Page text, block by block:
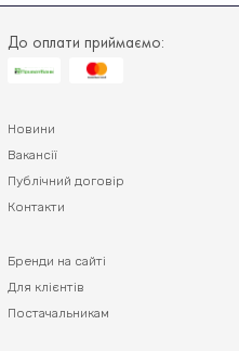
До оплати приймаємо:
Новини
Вакансії
Публічний договір
Контакти
Бренди на сайті
Для клієнтів
Постачальникам